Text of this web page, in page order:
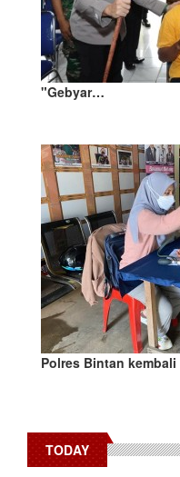
"Gebyar…
Polres Bintan
TODAY